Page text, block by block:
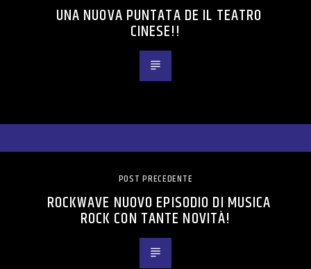
UNA NUOVA PUNTATA DE IL TEATRO
CINESE!!
POST PRECEDENTE
ROCKWAVE NUOVO EPISODIO DI MUSICA
ROCK CON TANTE NOVITÀ!